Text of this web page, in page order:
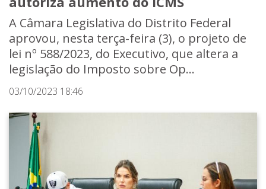
A Câmara Legislativa do Distrito Federal
aprovou, nesta terça-feira (3), o projeto de
lei nº 588/2023, do Executivo, que altera a
legislação do Imposto sobre Op...
03/10/2023 18:46